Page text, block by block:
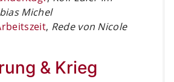
Michel
, Rede von Nicole
& Krieg